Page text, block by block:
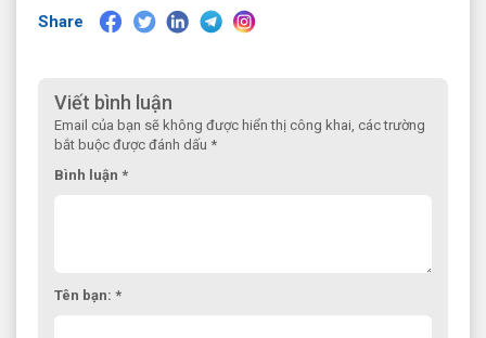
Share
Viết bình luận
Email của bạn sẽ không được hiển thị công khai, các trường
bắt buộc được đánh dấu *
Bình luận *
Tên bạn: *